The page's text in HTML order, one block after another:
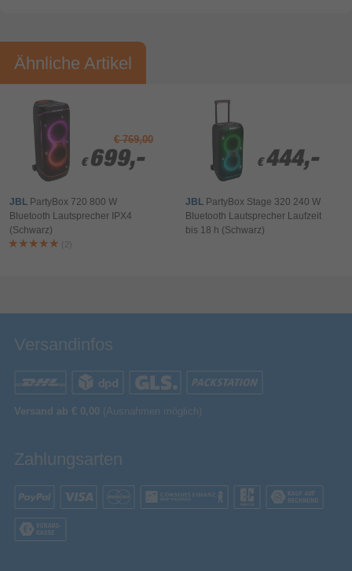
Ähnliche Artikel
€ 769,00
€ 699,-
€ 699,-
JBL PartyBox 720 800 W
Bluetooth Lautsprecher IPX4
(Schwarz)
(2)
€ 444,-
€ 444,-
JBL PartyBox Stage 320 240 W
Bluetooth Lautsprecher Laufzeit
bis 18 h (Schwarz)
Versandinfos
Versand ab € 0,00 (Ausnahmen möglich)
Zahlungsarten